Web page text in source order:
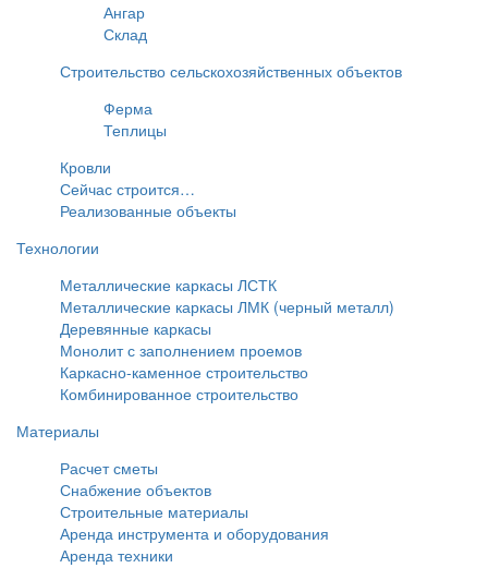
Ангар
Склад
Строительство сельскохозяйственных объектов
Ферма
Теплицы
Кровли
Сейчас строится…
Реализованные объекты
Технологии
Металлические каркасы ЛСТК
Металлические каркасы ЛМК (черный металл)
Деревянные каркасы
Монолит с заполнением проемов
Каркасно-каменное строительство
Комбинированное строительство
Материалы
Расчет сметы
Снабжение объектов
Строительные материалы
Аренда инструмента и оборудования
Аренда техники